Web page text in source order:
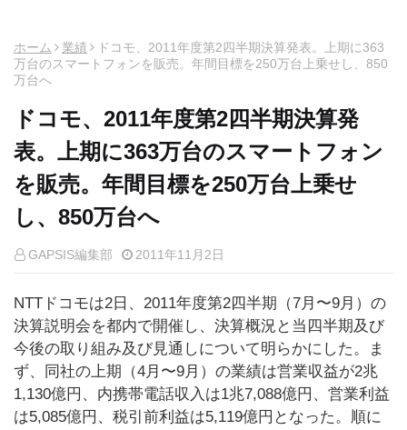
ホーム 業績
ドコモ、2011年度第2四半期決算発表。上期に363
万台のスマートフォンを販売。年間目標を250万台上乗せし、850
万台へ
ドコモ、2011年度第2四半期決算発
表。上期に363万台のスマートフォン
を販売。年間目標を250万台上乗せ
し、850万台へ
GAPSIS編集部 2011年11月2日
NTTドコモは2日、2011年度第2四半期（7月〜9月）の
決算説明会を都内で開催し、決算概況と当四半期及び
今後の取り組み及び見通しについて明らかにした。ま
ず、同社の上期（4月〜9月）の業績は営業収益が2兆
1,130億円、内携帯電話収入は1兆7,088億円、営業利益
は5,085億円、税引前利益は5,119億円となった。順に